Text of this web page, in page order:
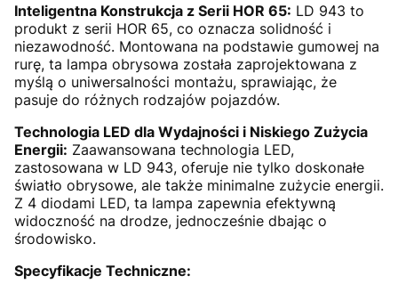
Inteligentna Konstrukcja z Serii HOR 65: LD 943 to
produkt z serii HOR 65, co oznacza solidność i
niezawodność. Montowana na podstawie gumowej na
rurę, ta lampa obrysowa została zaprojektowana z
myślą o uniwersalności montażu, sprawiając, że
pasuje do różnych rodzajów pojazdów.
Technologia LED dla Wydajności i Niskiego Zużycia
Energii: Zaawansowana technologia LED,
zastosowana w LD 943, oferuje nie tylko doskonałe
światło obrysowe, ale także minimalne zużycie energii.
Z 4 diodami LED, ta lampa zapewnia efektywną
widoczność na drodze, jednocześnie dbając o
środowisko.
Specyfikacje Techniczne: